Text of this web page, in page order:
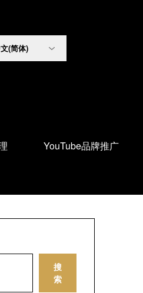
YouTube品牌推广
搜
索